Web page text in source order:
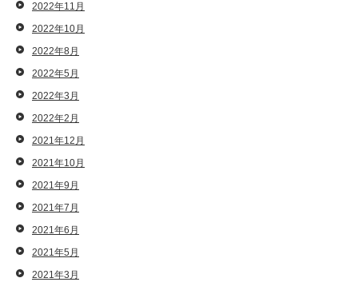
2022年11月
2022年10月
2022年8月
2022年5月
2022年3月
2022年2月
2021年12月
2021年10月
2021年9月
2021年7月
2021年6月
2021年5月
2021年3月